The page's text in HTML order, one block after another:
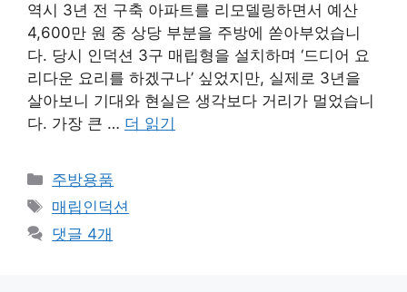
역시 3년 전 구축 아파트를 리모델링하면서 예산
4,600만 원 중 상당 부분을 주방에 쏟아부었습니
다. 당시 인덕션 3구 매립형을 설치하며 ‘드디어 요
리다운 요리를 하겠구나’ 싶었지만, 실제로 3년을
살아보니 기대와 현실은 생각보다 거리가 멀었습니
다. 가장 큰 … 더 읽기
카
테
리
주방용품
태
그
매립인덕션
댓글 4개